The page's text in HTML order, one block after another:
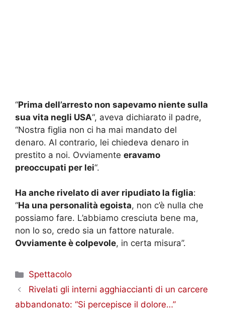
“Prima dell’arresto non sapevamo niente sulla
sua vita negli USA“, aveva dichiarato il padre,
“Nostra figlia non ci ha mai mandato del
denaro. Al contrario, lei chiedeva denaro in
prestito a noi. Ovviamente eravamo
preoccupati per lei“.
Ha anche rivelato di aver ripudiato la figlia:
“Ha una personalità egoista, non c’è nulla che
possiamo fare. L’abbiamo cresciuta bene ma,
non lo so, credo sia un fattore naturale.
Ovviamente è colpevole, in certa misura”.
Categorie
Spettacolo
Rivelati gli interni agghiaccianti di un carcere
abbandonato: “Si percepisce il dolore…”